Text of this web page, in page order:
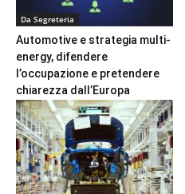
Da Segreteria
Automotive e strategia multi-
energy, difendere
l’occupazione e pretendere
chiarezza dall’Europa